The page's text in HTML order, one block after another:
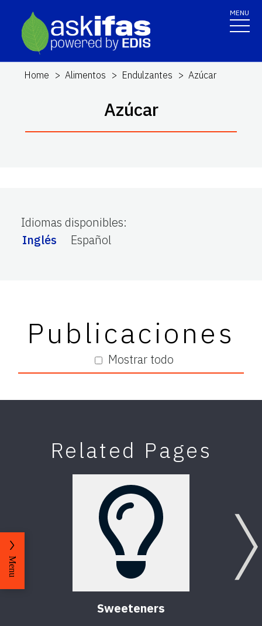
MENU
Home Alimentos Endulzantes Azúcar
Azúcar
Idiomas disponibles:
Inglés
Español
Mostrar todo
Publicaciones
Related Pages
Sweeteners
Menu